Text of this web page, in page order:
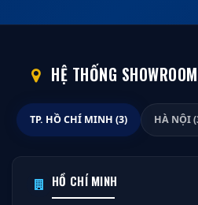
HỆ THỐNG
TP. HỒ CHÍ MINH (3) HÀ NỘI
HỒ CHÍ MINH